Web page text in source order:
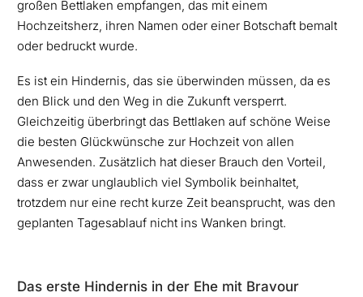
großen Bettlaken empfangen, das mit einem
Hochzeitsherz, ihren Namen oder einer Botschaft bemalt
oder bedruckt wurde.
Es ist ein Hindernis, das sie überwinden müssen, da es
den Blick und den Weg in die Zukunft versperrt.
Gleichzeitig überbringt das Bettlaken auf schöne Weise
die besten Glückwünsche zur Hochzeit von allen
Anwesenden. Zusätzlich hat dieser Brauch den Vorteil,
dass er zwar unglaublich viel Symbolik beinhaltet,
trotzdem nur eine recht kurze Zeit beansprucht, was den
geplanten Tagesablauf nicht ins Wanken bringt.
Das erste Hindernis in der Ehe mit Bravour